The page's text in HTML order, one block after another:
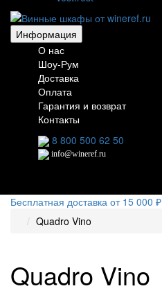
Информация
О нас
Шоу-Рум
Доставка
Оплата
Гарантия и возврат
Контакты
8 800 500 62 50
info@wineref.ru
Бесплатная доставка от 15 000 ₽
Quadro Vino
Quadro Vino